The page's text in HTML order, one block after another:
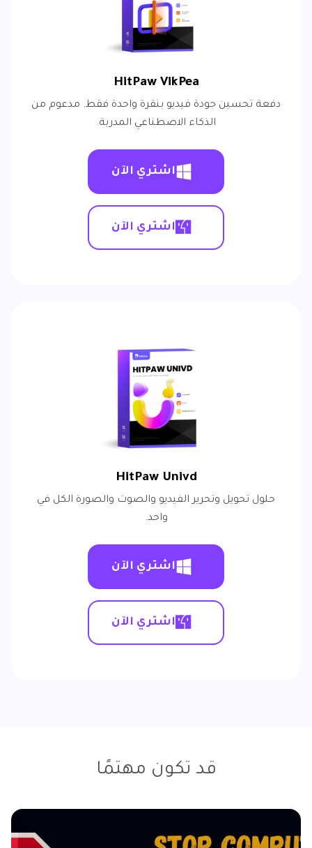
HitPaw VikPea
دفعة تحسين جودة فيديو بنقرة واحدة فقط. مدعوم من
الذكاء الاصطناعي المدربة.
اشتري الآن
اشتري الآن
HitPaw Univd
حلول تحويل وتحرير الفيديو والصوت والصورة الكل في
واحد.
اشتري الآن
اشتري الآن
قد تكون مهتمًا